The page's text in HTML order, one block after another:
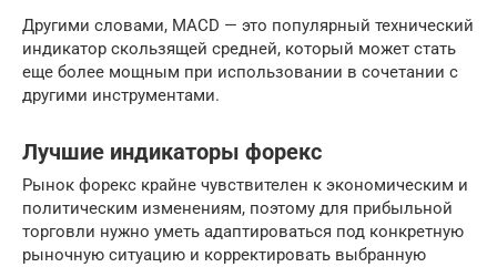
Другими словами, MACD — это популярный технический
индикатор скользящей средней, который может стать
еще более мощным при использовании в сочетании с
другими инструментами.
Лучшие индикаторы форекс
Рынок форекс крайне чувствителен к экономическим и
политическим изменениям, поэтому для прибыльной
торговли нужно уметь адаптироваться под конкретную
рыночную ситуацию и корректировать выбранную